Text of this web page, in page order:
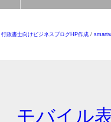
行政書士向けビジネスブログHP作成/
モバイル